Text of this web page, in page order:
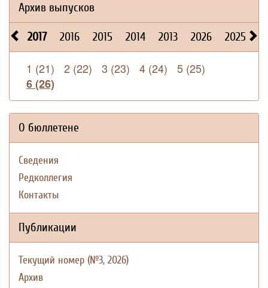
Архив выпусков
2017 2016 2015 2014 2013 2026 2025
1 (21) 2 (22) 3 (23) 4 (24)
5 (25)
6 (26)
О бюллетене
Сведения
Редколлегия
Контакты
Публикации
Текущий номер (№3, 2026)
Архив